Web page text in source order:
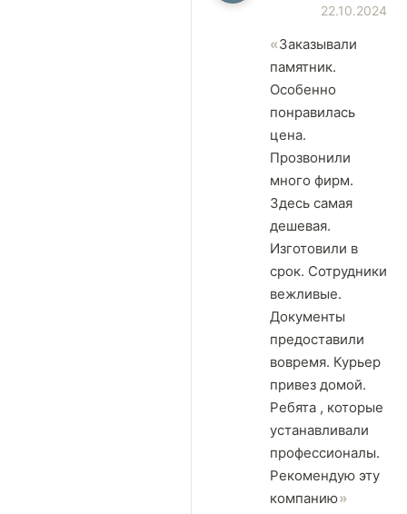
22.10.2024
Заказывали
памятник.
Особенно
понравилась
цена.
Прозвонили
много фирм.
Здесь самая
дешевая.
Изготовили в
срок. Сотрудники
вежливые.
Документы
предоставили
вовремя. Курьер
привез домой.
Ребята , которые
устанавливали
профессионалы.
Рекомендую эту
компанию